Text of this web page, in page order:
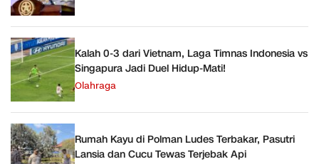
Kalah 0-3 dari Vietnam, Laga Timnas Indonesia vs
Singapura Jadi Duel Hidup-Mati!
Olahraga
Rumah Kayu di Polman Ludes Terbakar, Pasutri
Lansia dan Cucu Tewas Terjebak Api